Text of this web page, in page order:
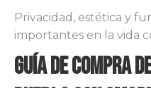
Privacidad, estética y
importantes en la vida
Guía de Compra